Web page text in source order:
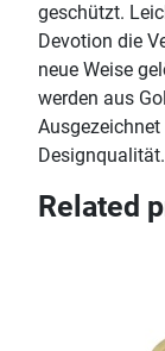
geschützt.
Devotion die
neue Weise
werden aus
Designqualität.
Related